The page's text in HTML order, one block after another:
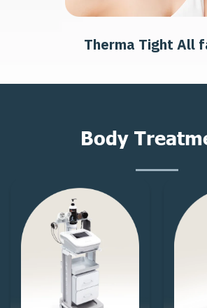
Therma Tight All
Body Treatm